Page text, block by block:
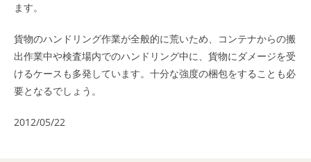
ます。
貨物のハンドリング作業が全般的に荒いため、コンテナからの搬
出作業中や検査場内でのハンドリング中に、貨物にダメージを受
けるケースも多発しています。十分な強度の梱包をすることも必
要となるでしょう。
2012/05/22